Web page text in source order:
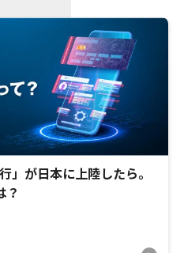
」が日本に上陸したら。
？